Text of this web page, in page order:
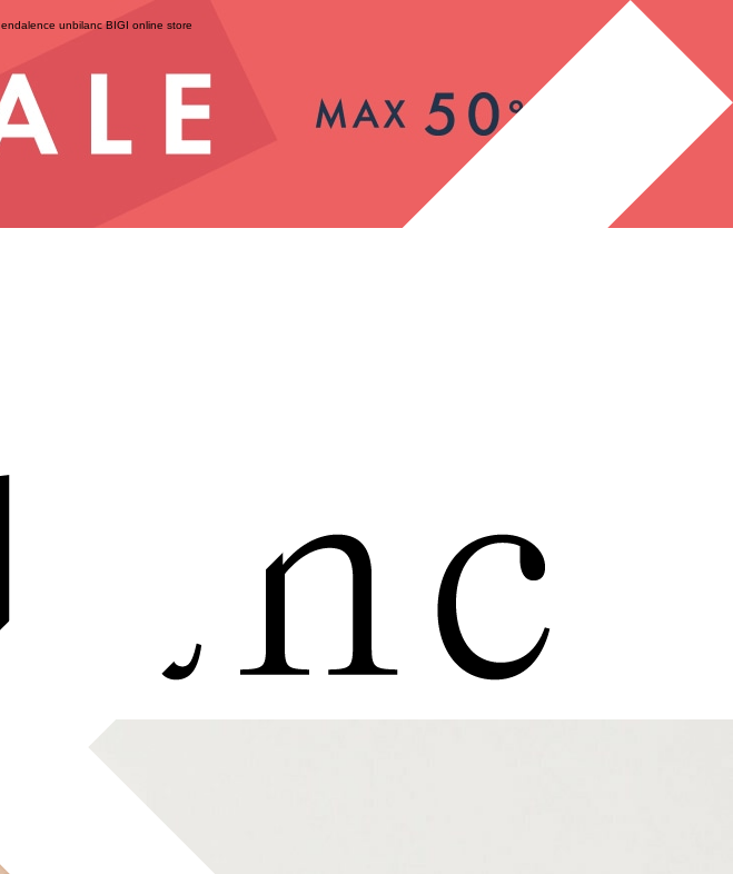
endalence unbilanc BIGI online store